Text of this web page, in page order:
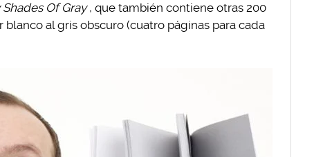
Of Gray , que también contiene otras 200
al gris obscuro (cuatro páginas para cada